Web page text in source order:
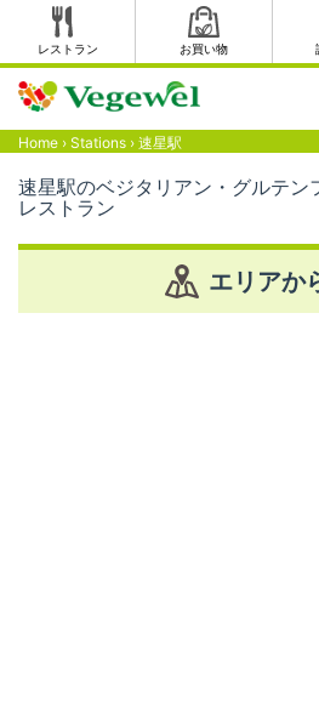
レストラン お買い物
Home › Stations › 速星駅
速星駅のベジタリアン・グルテン
レストラン
エリアか